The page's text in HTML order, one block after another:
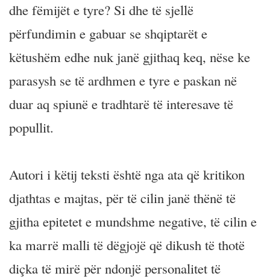
dhe fëmijët e tyre? Si dhe të sjellë
përfundimin e gabuar se shqiptarët e
këtushëm edhe nuk janë gjithaq keq, nëse ke
parasysh se të ardhmen e tyre e paskan në
duar aq spiunë e tradhtarë të interesave të
popullit.
Autori i këtij teksti është nga ata që kritikon
djathtas e majtas, për të cilin janë thënë të
gjitha epitetet e mundshme negative, të cilin e
ka marrë malli të dëgjojë që dikush të thotë
diçka të mirë për ndonjë personalitet të